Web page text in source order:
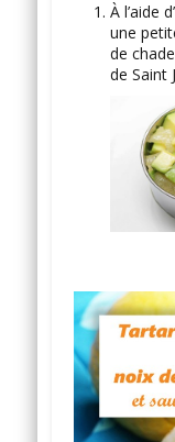
À l’aide
une
de
de Saint